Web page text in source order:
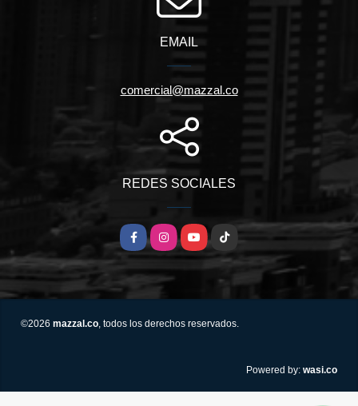
EMAIL
comercial@mazzal.co
REDES SOCIALES
FacebookInstagramYouTube
TikTok
©2026 mazzal.co, todos los derechos reservados.
Powered by: wasi.co